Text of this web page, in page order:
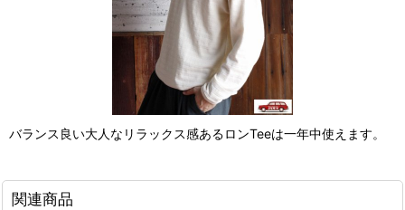
バランス良い大人なリラックス感あるロンTeeは一年中使えます。
関連商品